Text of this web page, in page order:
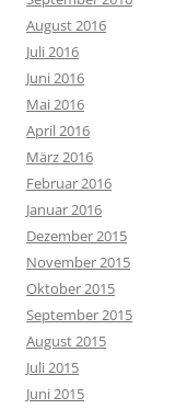
August 2016
Juli 2016
Juni 2016
Mai 2016
April 2016
März 2016
Februar 2016
Januar 2016
Dezember 2015
November 2015
Oktober 2015
September 2015
August 2015
Juli 2015
Juni 2015